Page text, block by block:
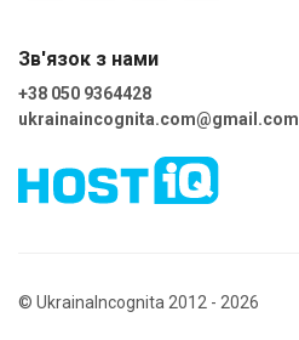
Зв'язок з нами
+38 050 9364428
ukrainaincognita.com@gmail.com
© UkrainaIncognita 2012 - 2026